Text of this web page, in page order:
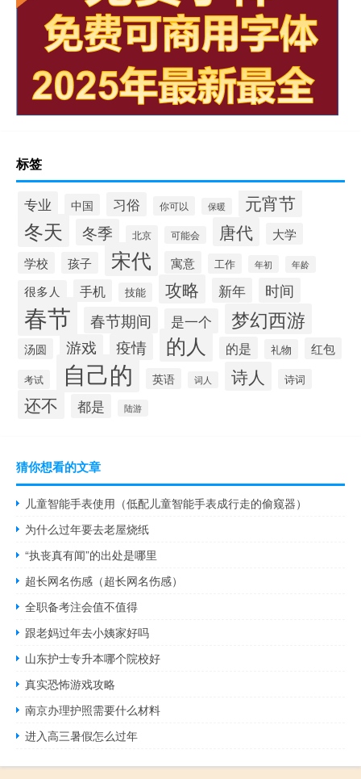
标签
专业 中国 习俗 你可以 保暖 元宵节
冬天 冬季 北京 可能会 唐代
大学
学校
孩子 宋代 寓意 工作 年初 年龄
很多人 手机 技能 攻略 新年 时间
春节 春节期间 是一个 梦幻西游
汤圆 游戏 疫情 的人 的是 礼物 红包
考试 自己的 英语 词人 诗人 诗词
还不 都是 陆游
猜你想看的文章
儿童智能手表使用（低配儿童智能手表成行走的偷窥器）
为什么过年要去老屋烧纸
“执丧真有闻”的出处是哪里
超长网名伤感（超长网名伤感）
全职备考注会值不值得
跟老妈过年去小姨家好吗
山东护士专升本哪个院校好
真实恐怖游戏攻略
南京办理护照需要什么材料
进入高三暑假怎么过年